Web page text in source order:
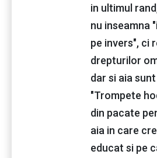
in ultimul
nu inseamna
pe invers", ci
drepturilor
dar si aia
"Trompete
din pacate
aia in care
educat si pe